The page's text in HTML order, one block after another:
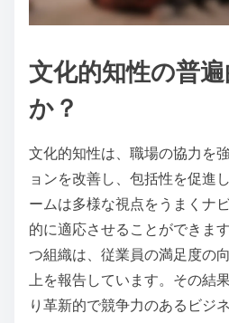
文化的知性の普
か？
文化的知性は、職場の協力を
ョンを改善し、包括性を促進
ームは多様な視点をうまくナ
的に適応させることができま
つ組織は、従業員の満足度の
上を報告しています。その結
り革新的で競争力のあるビジ